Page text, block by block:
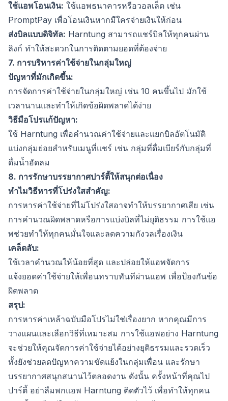
ใช้แอพโอนเงิน: ใช้แอพธนาคารหรือวอลเล็ต เช่น
PromptPay เพื่อโอนเงินหากมีใครจ่ายเงินให้ก่อน
ส่งบิลแบบดิจิทัล: Harntung สามารถแชร์บิลให้ทุกคนผ่าน
ลิงก์ ทำให้สะดวกในการติดตามยอดที่ต้องจ่าย
7. การบริหารค่าใช้จ่ายในกลุ่มใหญ่
ปัญหาที่มักเกิดขึ้น:
การจัดการค่าใช้จ่ายในกลุ่มใหญ่ เช่น 10 คนขึ้นไป มักใช้
เวลานานและทำให้เกิดข้อผิดพลาดได้ง่าย
วิธีมือโปรแก้ปัญหา:
ใช้ Harntung เพื่อคำนวณค่าใช้จ่ายและแยกบิลอัตโนมัติ
แบ่งกลุ่มย่อยสำหรับเมนูที่แชร์ เช่น กลุ่มที่ดื่มเบียร์กับกลุ่มที่
ดื่มน้ำอัดลม
8. การรักษาบรรยากาศปาร์ตี้ให้สนุกต่อเนื่อง
ทำไมวิธีหารที่โปร่งใสสำคัญ:
การหารค่าใช้จ่ายที่ไม่โปร่งใสอาจทำให้บรรยากาศเสีย เช่น
การคำนวณผิดพลาดหรือการแบ่งบิลที่ไม่ยุติธรรม การใช้แอ
พช่วยทำให้ทุกคนมั่นใจและลดความกังวลเรื่องเงิน
เคล็ดลับ:
ใช้เวลาคำนวณให้น้อยที่สุด และปล่อยให้แอพจัดการ
แจ้งยอดค่าใช้จ่ายให้เพื่อนทราบทันทีผ่านแอพ เพื่อป้องกันข้อ
ผิดพลาด
สรุป:
การหารค่าเหล้าฉบับมือโปรไม่ใช่เรื่องยาก หากคุณมีการ
วางแผนและเลือกวิธีที่เหมาะสม การใช้แอพอย่าง Harntung
จะช่วยให้คุณจัดการค่าใช้จ่ายได้อย่างยุติธรรมและรวดเร็ว
ทั้งยังช่วยลดปัญหาความขัดแย้งในกลุ่มเพื่อน และรักษา
บรรยากาศสนุกสนานไว้ตลอดงาน ดังนั้น ครั้งหน้าที่คุณไป
ปาร์ตี้ อย่าลืมพกแอพ Harntung ติดตัวไว้ เพื่อทำให้ทุกคน